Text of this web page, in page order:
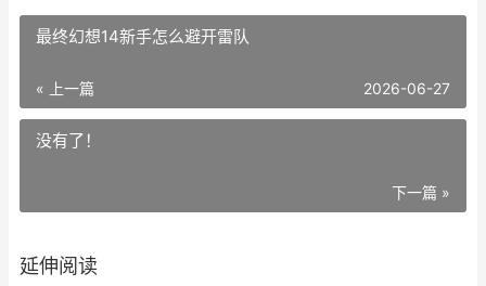
最终幻想14新手怎么避开雷队
« 上一篇 2026-06-27
没有了！
下一篇 »
延伸阅读